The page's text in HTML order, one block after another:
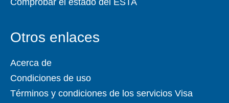
Comprobar el estado del ESTA
Otros enlaces
Acerca de
Condiciones de uso
Términos y condiciones de los servicios Visa